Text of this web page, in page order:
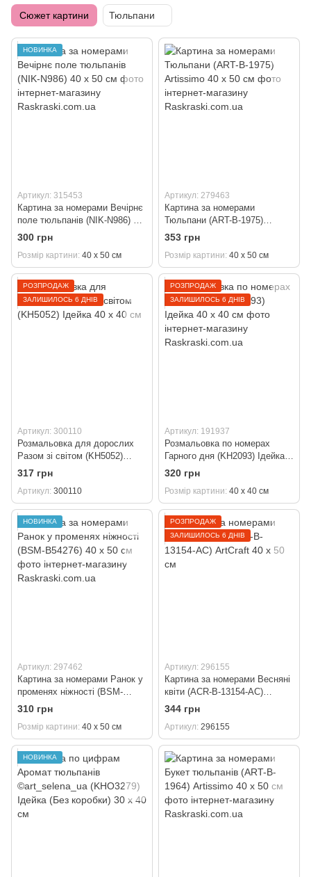
Сюжет картини Тюльпани
НОВИНКА
Артикул: 315453
Картина за номерами Вечірнє
поле тюльпанів (NIK-N986) 40
х 50 см
300 грн
Розмір картини 40 х 50 см
Артикул: 279463
Картина за номерами
Тюльпани (ART-B-1975)
Artissimo 40 х 50 см
353 грн
Розмір картини 40 х 50 см
РОЗПРОДАЖ
ЗАЛИШИЛОСЬ 6 ДНІВ
Артикул: 300110
Розмальовка для дорослих
Разом зі світом (KH5052)
Ідейка 40 х 40 см
317 грн
Артикул 300110
РОЗПРОДАЖ
ЗАЛИШИЛОСЬ 6 ДНІВ
Артикул: 191937
Розмальовка по номерах
Гарного дня (KH2093) Ідейка
40 х 40 см
320 грн
Розмір картини 40 х 40 см
НОВИНКА
Артикул: 297462
Картина за номерами Ранок у
променях ніжності (BSM-
B54276) 40 х 50 см
310 грн
Розмір картини 40 х 50 см
РОЗПРОДАЖ
ЗАЛИШИЛОСЬ 6 ДНІВ
Артикул: 296155
Картина за номерами Весняні
квіти (ACR-B-13154-AC)
ArtCraft 40 х 50 см
344 грн
Артикул 296155
НОВИНКА